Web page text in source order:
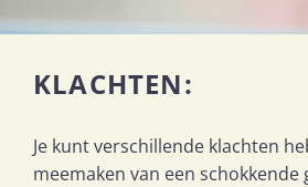
KLACHTEN:
Je kunt verschillende klachten
meemaken van een